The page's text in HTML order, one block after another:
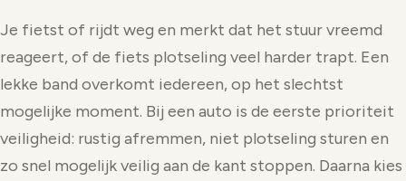
Je fietst of rijdt weg en merkt dat het stuur vreemd
reageert, of de fiets plotseling veel harder trapt. Een
lekke band overkomt iedereen, op het slechtst
mogelijke moment. Bij een auto is de eerste prioriteit
veiligheid: rustig afremmen, niet plotseling sturen en
zo snel mogelijk veilig aan de kant stoppen. Daarna kies